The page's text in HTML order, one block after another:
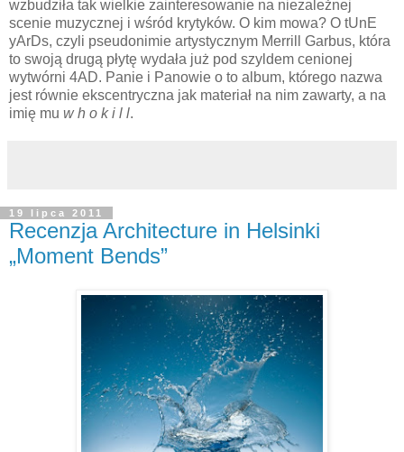
wzbudziła tak wielkie zainteresowanie na niezależnej
scenie muzycznej i wśród krytyków. O kim mowa? O tUnE
yArDs, czyli pseudonimie artystycznym Merrill Garbus, która
to swoją drugą płytę wydała już pod szyldem cenionej
wytwórni 4AD. Panie i Panowie o to album, którego nazwa
jest równie ekscentryczna jak materiał na nim zawarty, a na
imię mu w h o k i l l.
19 lipca 2011
Recenzja Architecture in Helsinki
„Moment Bends”